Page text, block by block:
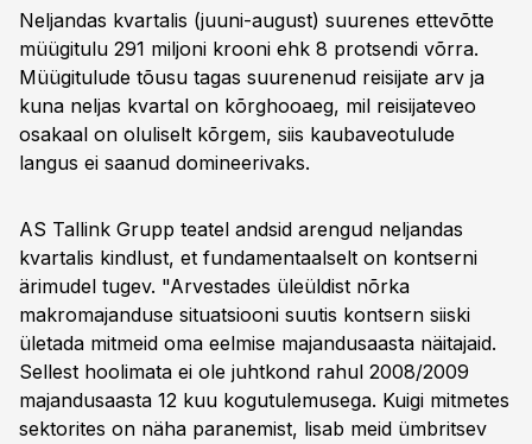
Neljandas kvartalis (juuni-august) suurenes ettevõtte
müügitulu 291 miljoni krooni ehk 8 protsendi võrra.
Müügitulude tõusu tagas suurenenud reisijate arv ja
kuna neljas kvartal on kõrghooaeg, mil reisijateveo
osakaal on oluliselt kõrgem, siis kaubaveotulude
langus ei saanud domineerivaks.
AS Tallink Grupp teatel andsid arengud neljandas
kvartalis kindlust, et fundamentaalselt on kontserni
ärimudel tugev. "Arvestades üleüldist nõrka
makromajanduse situatsiooni suutis kontsern siiski
ületada mitmeid oma eelmise majandusaasta näitajaid.
Sellest hoolimata ei ole juhtkond rahul 2008/2009
majandusaasta 12 kuu kogutulemusega. Kuigi mitmetes
sektorites on näha paranemist, lisab meid ümbritsev